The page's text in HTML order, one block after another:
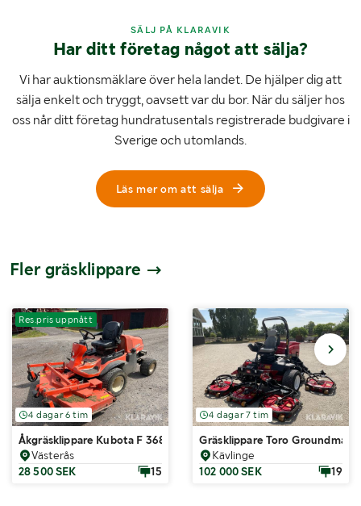
SÄLJ PÅ KLARAVIK
Har ditt företag något att sälja?
Vi har auktionsmäklare över hela landet. De hjälper dig att
sälja enkelt och tryggt, oavsett var du bor. När du säljer hos
oss når ditt företag hundratusentals registrerade budgivare i
Sverige och utomlands.
Läs mer om att sälja
Fler gräsklippare
Res.pris uppnått
4 dagar 6 tim
Åkgräsklippare Kubota F 3680
Västerås
28 500 SEK
15
4 dagar 7 tim
Gräsklippare Toro
Kävlinge
102 000 SEK
19